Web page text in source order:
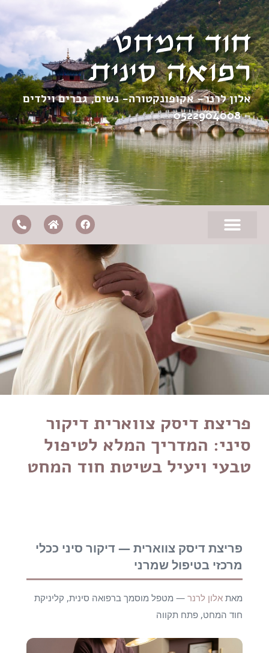
חוד המחט
רפואה סינית
אלון לרנר- אקופונקטורה- נשים, גברים וילדים
–
0522904008
פריצת דיסק צווארית דיקור
סיני: המדריך המלא לטיפול
טבעי ויעיל בשיטת חוד המחט
פריצת דיסק צווארית — דיקור סיני ככלי
מרכזי בטיפול שמרני
מאת אלון לרנר — מטפל מוסמך ברפואה סינית, קליניקת
חוד המחט, פתח תקווה